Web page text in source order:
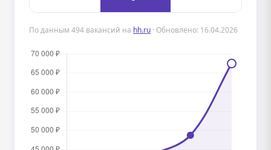
По данным 494 вакансий на hh.ru · Обновлено: 16.04.2026